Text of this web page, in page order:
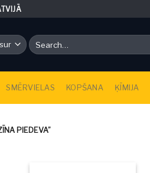
Search
for:
SMĒRVIELAS KOPŠANA ĶĪMIJA
PIEDEVA”